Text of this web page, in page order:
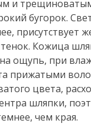
и
бугорок.
присутствует
Кожица
на ощупь, при
прижатыми
цвета,
шляпки,
чем края.